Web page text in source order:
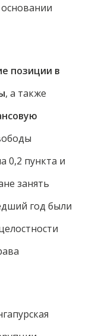
позиции в
, а также
0,2 пункта и
занять
год были